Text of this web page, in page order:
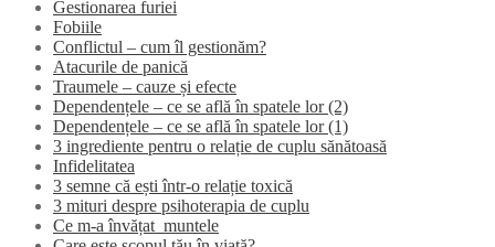
Gestionarea furiei
Fobiile
Conflictul – cum îl gestionăm?
Atacurile de panică
Traumele – cauze și efecte
Dependențele – ce se află în spatele lor (2)
Dependențele – ce se află în spatele lor (1)
3 ingrediente pentru o relație de cuplu sănătoasă
Infidelitatea
3 semne că ești într-o relație toxică
3 mituri despre psihoterapia de cuplu
Ce m-a învățat muntele